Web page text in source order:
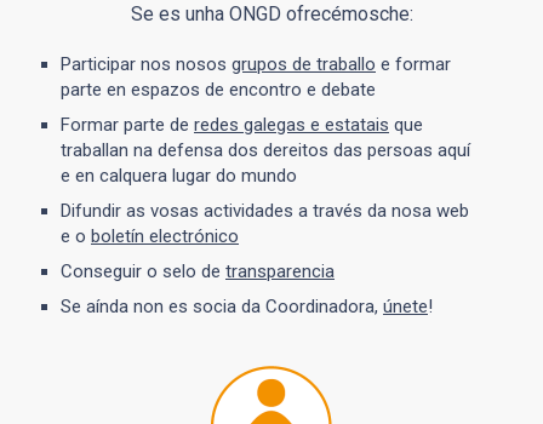
Se es unha ONGD ofrecémosche:
Participar nos nosos grupos de traballo e formar
parte en espazos de encontro e debate
Formar parte de redes galegas e estatais que
traballan na defensa dos dereitos das persoas aquí
e en calquera lugar do mundo
Difundir as vosas actividades a través da nosa web
e o boletín electrónico
Conseguir o selo de transparencia
Se aínda non es socia da Coordinadora, únete!